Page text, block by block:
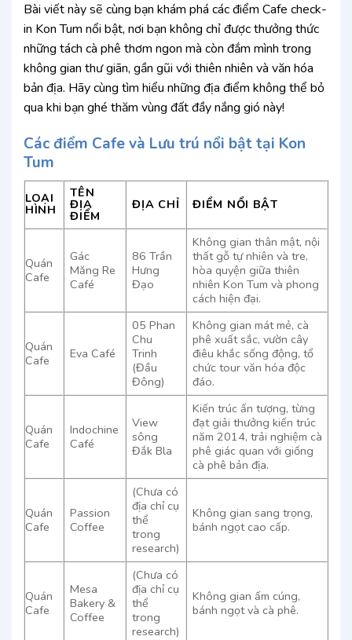
Bài viết này sẽ cùng bạn khám phá các điểm Cafe check-
in Kon Tum nổi bật, nơi bạn không chỉ được thưởng thức
những tách cà phê thơm ngon mà còn đắm mình trong
không gian thư giãn, gần gũi với thiên nhiên và văn hóa
bản địa. Hãy cùng tìm hiểu những địa điểm không thể bỏ
qua khi bạn ghé thăm vùng đất đầy nắng gió này!
Các điểm Cafe và Lưu trú nổi bật tại Kon
Tum
LOẠI
HÌNH
TÊN
ĐỊA
ĐIỂM
ĐỊA CHỈ ĐIỂM NỔI BẬT
Quán
Cafe
Gác
Măng Re
Café
86 Trần
Hưng
Đạo
Không gian thân mật, nội
thất gỗ tự nhiên và tre,
hòa quyện giữa thiên
nhiên Kon Tum và phong
cách hiện đại.
Quán
Cafe
Eva Café
05 Phan
Chu
Trinh
(Đầu
Đông)
Không gian mát mẻ, cà
phê xuất sắc, vườn cây
điêu khắc sống động, tổ
chức tour văn hóa độc
đáo.
Quán
Cafe
Indochine
Café
View
sông
Đắk Bla
Kiến trúc ấn tượng, từng
đạt giải thưởng kiến trúc
năm 2014, trải nghiệm cà
phê giác quan với giống
cà phê bản địa.
Quán
Cafe
Passion
Coffee
(Chưa có
địa chỉ cụ
thể
trong
research)
Không gian sang trọng,
bánh ngọt cao cấp.
Quán
Cafe
Mesa
Bakery &
Coffee
(Chưa có
địa chỉ cụ
thể
trong
research)
Không gian ấm cúng,
bánh ngọt và cà phê.